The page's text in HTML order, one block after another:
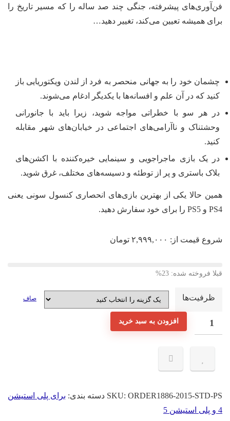
فن‌آوری‌های پیشرفته، جنگی چند صد ساله را که مسیر تاریخ را
برای همیشه تعیین می‌کند، تغییر دهید…
چشمان خود را به جهانی منحصر به فرد از لندن ویکتوریایی باز
کنید که در آن علم و افسانه‌ها با یکدیگر ادغام می‌شوند.
در هر سو با خطراتی مواجه شوید، زیرا باید با جانورانی
وحشتناک و ناآرامی‌های اجتماعی در خیابان‌های شهر مقابله
کنید.
در یک بازی ماجراجویی و سینمایی خیره‌کننده با اکشن‌های
بلاک باستری و پر از توطئه و دسیسه‌های مختلف، غرق شوید.
همین حالا یکی از بهترین بازی‌های انحصاری کنسول سونی یعنی
PS4 و PS5 را برای خود سفارش دهید.
شروع قیمت از: ۲,۹۹۹,۰۰۰ تومان
قبلا فروخته شده: 23%
ظرفیت‌ها صاف
اکانت
قانونی
افزودن به سبد خرید
SKU: ORDER1886-2015-STD-PS دسته بندی: برای پلی استیشن
4 و پلی استیشن 5